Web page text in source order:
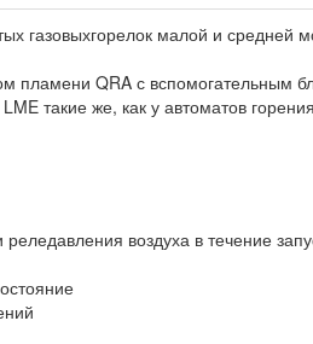
газовыхгорелок малой и средней
пламени QRA с вспомогательным
такие же, как у автоматов
воздуха в течение